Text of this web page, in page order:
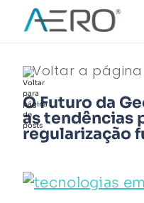
Voltar a
O Futuro da
as tendências
regularização